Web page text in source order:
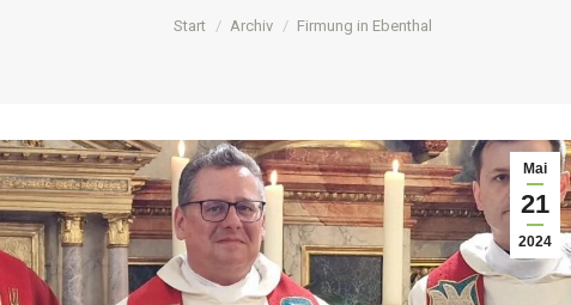
Sie befinden sich hier:
Start Archiv Firmung in Ebenthal
Mai
21
2024